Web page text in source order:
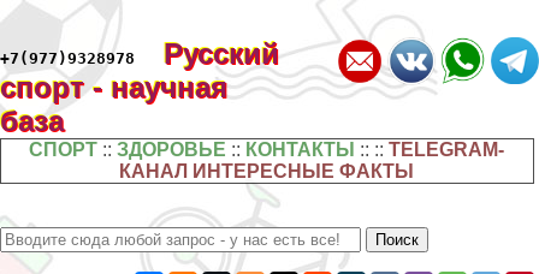
+7(977)9328978
Русский
спорт - научная
база
СПОРТ ::ЗДОРОВЬЕ :: КОНТАКТЫ :: ::TELEGRAM-
КАНАЛ ИНТЕРЕСНЫЕ ФАКТЫ